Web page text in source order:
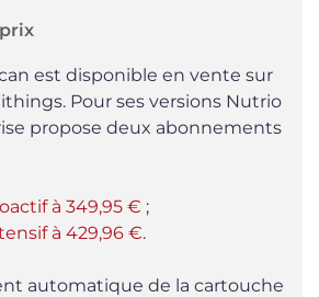
est disponible en vente sur
Pour ses versions Nutrio
propose deux abonnements
à 349,95 € ;
à 429,96 €.
automatique de la cartouche